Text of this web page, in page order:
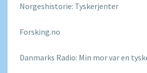
Norgeshistorie: Tyskerjenter
Forsking.no
Danmarks Radio: Min mor var en